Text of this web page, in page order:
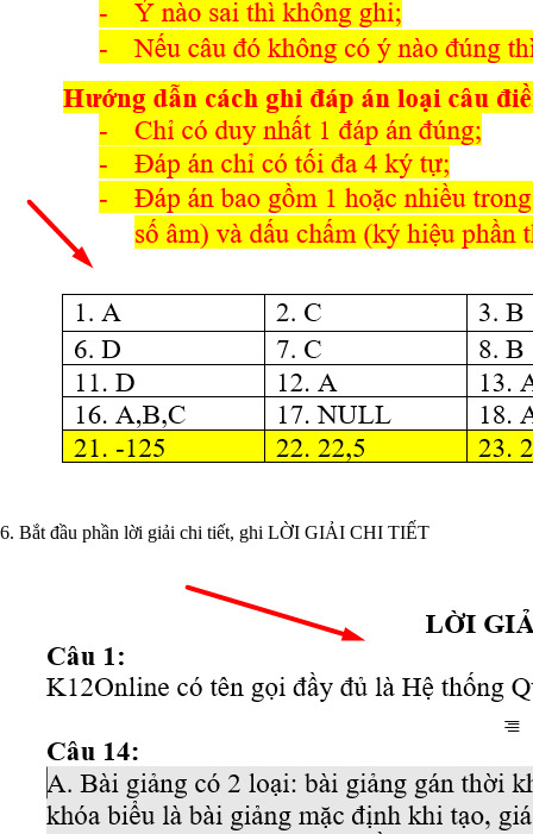
6. Bắt đầu phần lời giải chi tiết, ghi LỜI GIẢI CHI TIẾT